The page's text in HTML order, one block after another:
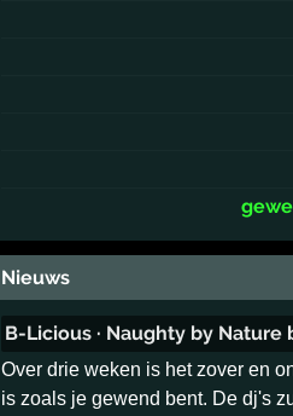
Nieuws
B-Licious · Naughty by
Over drie weken is het zover en
is zoals je gewend bent. De dj's